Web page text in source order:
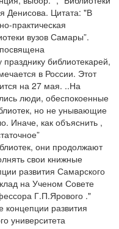
Денисова. Цитата: "В
практическая
вузов Самары”.
библиотекарей,
в России. Этот
на 27 мая. ..На
люди, обеспокоенные
но не унывающие
Иначе, как объяснить ,
они продолжают
свои книжные
развития Самарского
на Ученом Совете
Г.П.Ярового ."
концепции развития
университета